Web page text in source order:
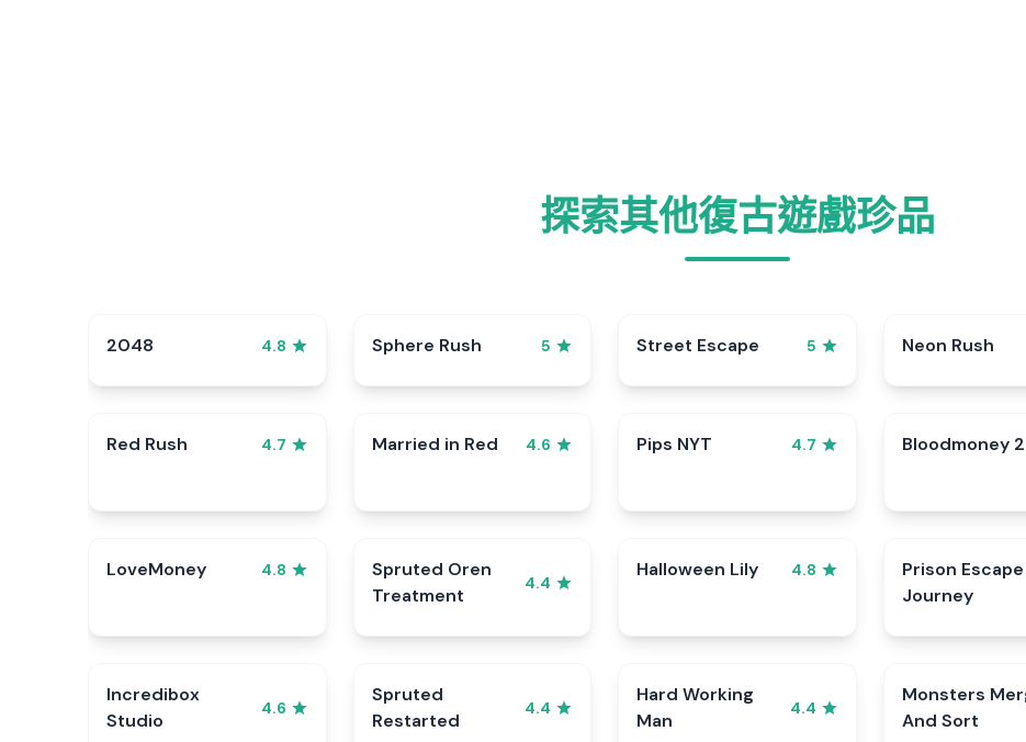
探索其他復古遊戲珍品
2048 4.8 Sphere Rush 5 Street Escape 5 Neon Rush
Red Rush 4.7 Married in Red 4.6 Pips NYT 4.7 Bloodmoney 2
LoveMoney 4.8
Spruted Oren
Treatment
4.4
Halloween Lily 4.8
Prison Escape
Journey
Incredibox
Studio
4.6
Spruted
Restarted
4.4
Hard Working
Man
4.4
Monsters
And Sort